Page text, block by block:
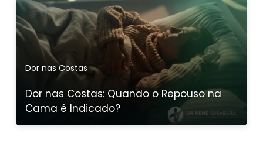
Dor nas Costas
Dor nas Costas: Quando o Repouso na
Cama é Indicado?